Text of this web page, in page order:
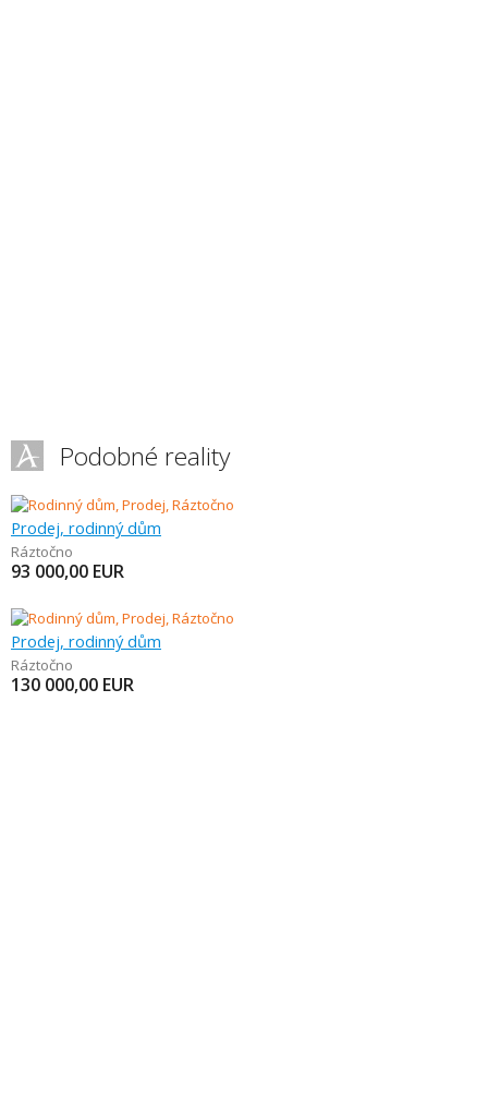
Podobné reality
Prodej, rodinný dům
Ráztočno
93 000,00 EUR
Prodej, rodinný dům
Ráztočno
130 000,00 EUR